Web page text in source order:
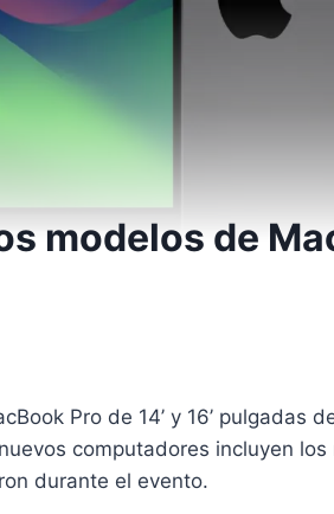
modelos de
Pro de 14’ y 16’ pulgadas
computadores incluyen
durante el evento.